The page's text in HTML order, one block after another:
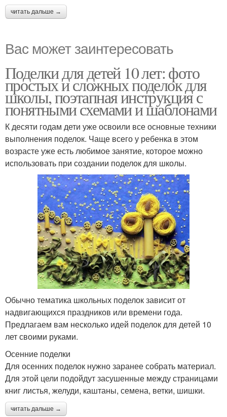
читать дальше →
Вас может заинтересовать
Поделки для детей 10 лет: фото
простых и сложных поделок для
школы, поэтапная инструкция с
понятными схемами и шаблонами
К десяти годам дети уже освоили все основные техники
выполнения поделок. Чаще всего у ребенка в этом
возрасте уже есть любимое занятие, которое можно
использовать при создании поделок для школы.
Обычно тематика школьных поделок зависит от
надвигающихся праздников или времени года.
Предлагаем вам несколько идей поделок для детей 10
лет своими руками.
Осенние поделки
Для осенних поделок нужно заранее собрать материал.
Для этой цели подойдут засушенные между страницами
книг листья, желуди, каштаны, семена, ветки, шишки.
читать дальше →